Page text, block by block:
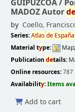
GUIPÚZCOA /
MADOZ Autorde
by Coello,
Series:Atlasde España
Material type: Map
Publicationdetails:
Online resources:787
Availability:Items
Add to cart